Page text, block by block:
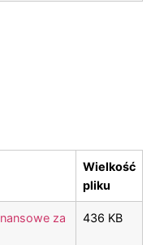
Wielkość
pliku
za
436 KB